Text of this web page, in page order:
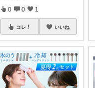
0 0 1
コレ いいね